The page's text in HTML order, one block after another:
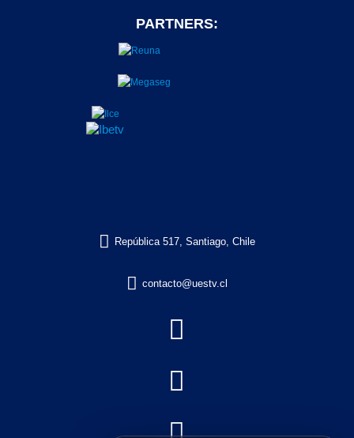
PARTNERS:
 República 517, Santiago, Chile
 contacto@uestv.cl

